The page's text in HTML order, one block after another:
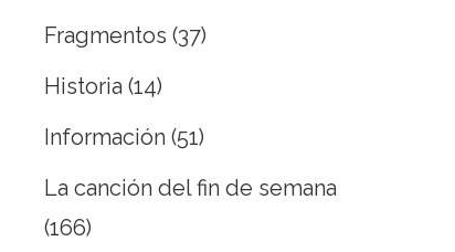
Fragmentos (37)
Historia (14)
Información (51)
La canción del fin de semana
(166)